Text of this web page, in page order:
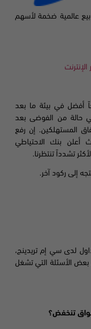
عمليات بيع عالمية ضخمة لأسهم
أفضل في بيئة ما بعد
حالة من الفوضى بعد
المستهلكين. إن رفع
أعلن بنك الاحتياطي
تشدداً تنتظرنا.
إلى ركود آخر.
لدى سي إم تريدينج،
بعض الأسئلة التي تشغل
تنخفض؟